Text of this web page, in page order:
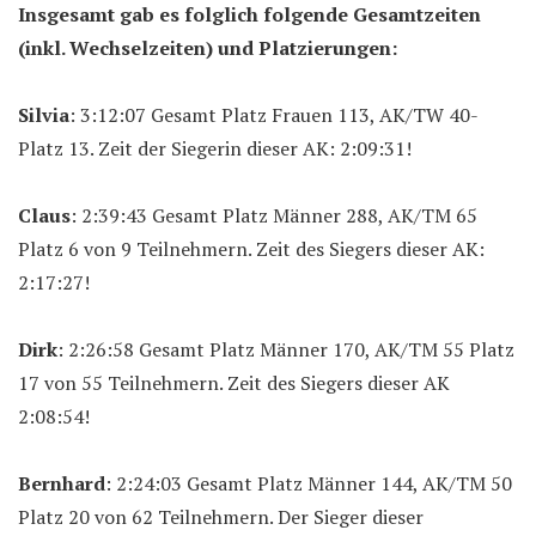
Insgesamt gab es folglich folgende Gesamtzeiten
(inkl. Wechselzeiten) und Platzierungen:
Silvia: 3:12:07 Gesamt Platz Frauen 113, AK/TW 40-
Platz 13. Zeit der Siegerin dieser AK: 2:09:31!
Claus: 2:39:43 Gesamt Platz Männer 288, AK/TM 65
Platz 6 von 9 Teilnehmern. Zeit des Siegers dieser AK:
2:17:27!
Dirk: 2:26:58 Gesamt Platz Männer 170, AK/TM 55 Platz
17 von 55 Teilnehmern. Zeit des Siegers dieser AK
2:08:54!
Bernhard: 2:24:03 Gesamt Platz Männer 144, AK/TM 50
Platz 20 von 62 Teilnehmern. Der Sieger dieser